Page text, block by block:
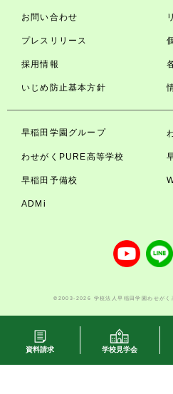
資料請求 学校見学会
お問い合わせ
プレスリリース
採用情報
いじめ防止基本方針
早稲田学園グループ
わせがくPURE高等学校
早稲田予備校
ADMi
©2003-2026 学校法人早稲田学園わせが